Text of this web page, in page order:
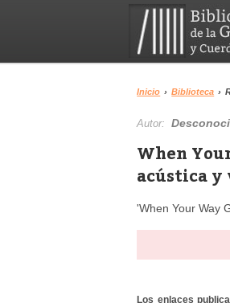
Inicio › Biblioteca ›
Autor:
When
acústica y
'When Your Way
Los enlaces